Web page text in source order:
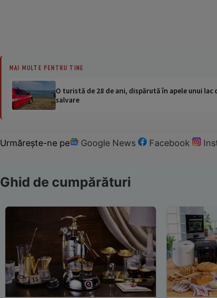
MAI MULTE PENTRU TINE
O turistă de 28 de ani, dispărută în apele unui
salvare
Urmărește-ne pe Google News Facebook
Ghid de cumpărături